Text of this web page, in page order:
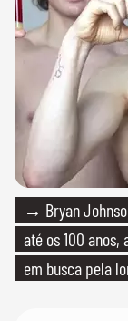
→ Bryan
até os 100 anos,
em busca pela